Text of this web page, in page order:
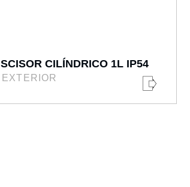
SCISOR CILÍNDRICO 1L IP54
EXTERIOR